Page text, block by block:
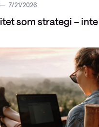
7/21/2026
som strategi –